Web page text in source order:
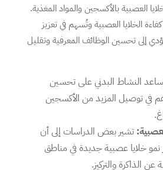
العصبية بالأكسجين والمواد المغذية.
الخلايا العصبية وتُسهم في تعزيز
إلى تحسين الوظائف المعرفية وتقليل
النشاط البدني على تحسين
في توصيل المزيد من الأكسجين
تشير بعض الدراسات إلى أن
خلايا عصبية جديدة في مناطق
الذاكرة والتركيز.